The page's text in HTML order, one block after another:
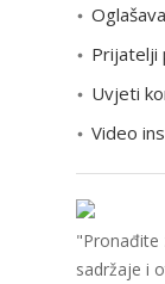
i
j Prijatelji
Uvjeti
Video
"Pronađite
sadržaje i